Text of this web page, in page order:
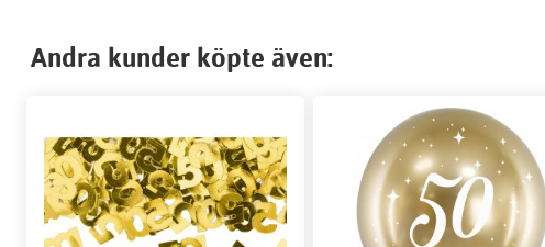
Andra kunder köpte även: